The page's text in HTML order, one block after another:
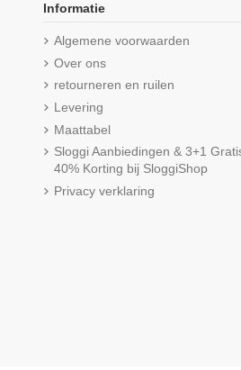
Informatie
Algemene voorwaarden
Over ons
retourneren en ruilen
Levering
Maattabel
Sloggi Aanbiedingen & 3+1
40% Korting bij SloggiShop
Privacy verklaring